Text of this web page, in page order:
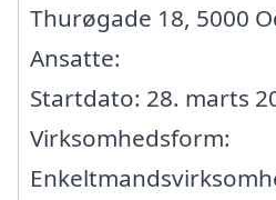
Thurøgade 18, 5000
Ansatte:
Startdato: 28. marts
Virksomhedsform: